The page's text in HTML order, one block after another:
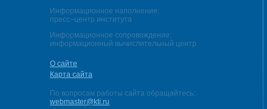
Информационное наполнение:
пресс–центр института
Информационное сопровождение:
информационный вычислительный центр
О сайте
Карта сайта
По вопросам работы сайта обращайтесь:
webmaster@kti.ru